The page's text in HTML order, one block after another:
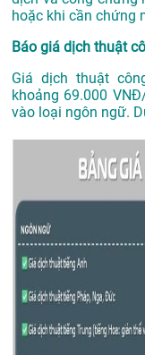
hoặc khi cần chứng
Báo giá dịch thuật
Giá dịch thuật
khoảng 69.000
vào loại ngôn ngữ.